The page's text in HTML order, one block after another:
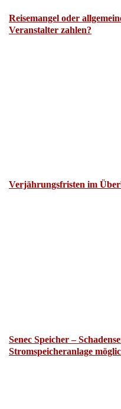
Reisemangel oder
Veranstalter zahlen?
Verjährungsfristen im
Senec Speicher –
Stromspeicheranlage